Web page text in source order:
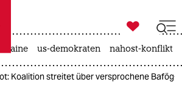
taz zahl ich
taz zahl ich

taz zahl ich
us-demokraten nahost-konflikt
Koalition streitet über versprochene Bafög-